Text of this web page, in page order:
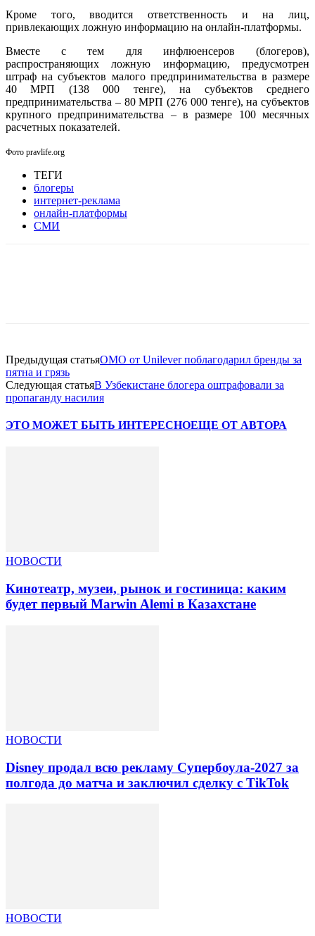
Кроме того, вводится ответственность и на лиц,
привлекающих ложную информацию на онлайн-платформы.
Вместе с тем для инфлюенсеров (блогеров),
распространяющих ложную информацию, предусмотрен
штраф на субъектов малого предпринимательства в размере
40 МРП (138 000 тенге), на субъектов среднего
предпринимательства – 80 МРП (276 000 тенге), на субъектов
крупного предпринимательства – в размере 100 месячных
расчетных показателей.
Фото pravlife.org
ТЕГИ
блогеры
интернет-реклама
онлайн-платформы
СМИ
Предыдущая статьяOMO от Unilever поблагодарил бренды за
пятна и грязь
Следующая статьяВ Узбекистане блогера оштрафовали за
пропаганду насилия
ЭТО МОЖЕТ БЫТЬ ИНТЕРЕСНОЕЩЕ ОТ АВТОРА
НОВОСТИ
Кинотеатр, музеи, рынок и гостиница: каким
будет первый Marwin Alemi в Казахстане
НОВОСТИ
Disney продал всю рекламу Супербоула-2027 за
полгода до матча и заключил сделку с TikTok
НОВОСТИ